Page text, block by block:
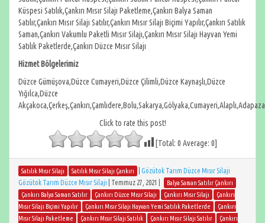
Küspesi Satılık,Çankırı Mısır Silajı Paketleme,Çankırı Balya Saman
Satılır,Çankırı Mısır Silajı Satılır,Çankırı Mısır Silajı Biçimi Yapılır,Çankırı Satılık
Saman,Çankırı Vakumlu Paketli Mısır Silajı,Çankırı Mısır Silajı Hayvan Yemi
Satılık Paketlerde,Çankırı Düzce Mısır Silajı
Hizmet Bölgelerimiz
Düzce Gümüşova,Düzce Cumayeri,Düzce Çilimli,Düzce Kaynaşlı,Düzce
Yığılca,Düzce
Click to rate this post!
[Total: 0 Average: 0]
Satılık Mısır Silajı Satılık Mısır Silajı Çankırı
Gözütok Tarım Düzce Mısır Silajı
Gözütok Tarım Düzce Mısır Silajı
Temmuz 27, 2021
Balya Saman Satılır Çankırı
Çankırı Balya Saman Satılır
Çankırı Düzce Mısır Silajı Çankırı Mısır Silajı
Çankırı
Mısır Silajı Biçimi Yapılır
Çankırı Mısır Silajı Hayvan Yemi Satılık Paketlerde
Çankırı
Mısır Silajı Paketleme
Çankırı Mısır Silajı Satılık Çankırı Mısır Silajı Satılır
Çankırı